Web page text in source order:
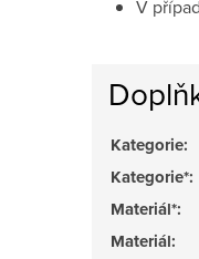
V
Kategorie:
Kategorie*:
Materiál*:
Materiál: